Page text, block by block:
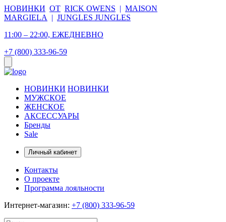
НОВИНКИ ОТ RICK OWENS | MAISON
MARGIELA
| JUNGLES JUNGLES
11:00 – 22:00, ЕЖЕДНЕВНО
+7 (800) 333-96-59
НОВИНКИ НОВИНКИ
МУЖСКОЕ
ЖЕНСКОЕ
АКСЕССУАРЫ
Бренды
Sale
Личный кабинет
Контакты
О проекте
Программа лояльности
Интернет-магазин: +7 (800) 333-96-59